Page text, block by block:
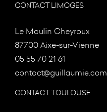
CONTACT LIMOGES
Le Moulin Cheyroux
87700 Aixe-sur-Vienne
05 55 70 21 61
contact@guillaumie.com
CONTACT TOULOUSE